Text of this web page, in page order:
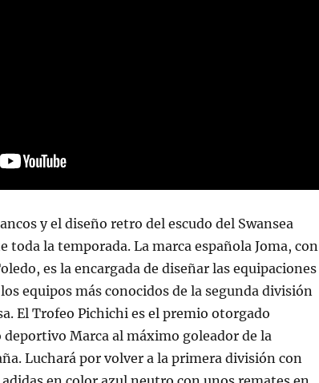
y el diseño retro del escudo del Swansea
toda la temporada. La marca española Joma, con
es la encargada de diseñar las equipaciones
equipos más conocidos de la segunda división
El Trofeo Pichichi es el premio otorgado
Marca al máximo goleador de la
Luchará por volver a la primera división con